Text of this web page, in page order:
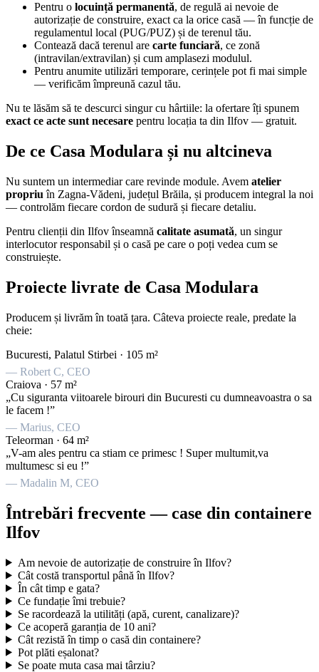
Pentru o locuință permanentă, de regulă ai nevoie de
autorizație de construire, exact ca la orice casă — în funcție de
regulamentul local (PUG/PUZ) și de terenul tău.
Contează dacă terenul are carte funciară, ce zonă
(intravilan/extravilan) și cum amplasezi modulul.
Pentru anumite utilizări temporare, cerințele pot fi mai simple
— verificăm împreună cazul tău.
Nu te lăsăm să te descurci singur cu hârtiile: la ofertare îți spunem
exact ce acte sunt necesare pentru locația ta din Ilfov — gratuit.
De ce Casa Modulara și nu altcineva
Nu suntem un intermediar care revinde module. Avem atelier
propriu în Zagna-Vădeni, județul Brăila, și producem integral la noi
— controlăm fiecare cordon de sudură și fiecare detaliu.
Pentru clienții din Ilfov înseamnă calitate asumată, un singur
interlocutor responsabil și o casă pe care o poți vedea cum se
construiește.
Proiecte livrate de Casa Modulara
Producem și livrăm în toată țara. Câteva proiecte reale, predate la
cheie:
Bucuresti, Palatul Stirbei · 105 m²
— Robert C, CEO
Craiova · 57 m²
„Cu siguranta viitoarele birouri din Bucuresti cu dumneavoastra o sa
le facem !”
— Marius, CEO
Teleorman · 64 m²
„V-am ales pentru ca stiam ce primesc ! Super multumit,va
multumesc si eu !”
— Madalin M, CEO
Întrebări frecvente — case din containere
Ilfov
Am nevoie de autorizație de construire în Ilfov?
Cât costă transportul până în Ilfov?
În cât timp e gata?
Ce fundație îmi trebuie?
Se racordează la utilități (apă, curent, canalizare)?
Ce acoperă garanția de 10 ani?
Cât rezistă în timp o casă din containere?
Pot plăti eșalonat?
Se poate muta casa mai târziu?